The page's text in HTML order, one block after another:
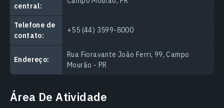
central:
Telefone de
contato:
+55 (44) 3599-8000
Endereço:
Rua Fioravante João Ferri, 99, Campo
Mourão - PR
Área De Atividade